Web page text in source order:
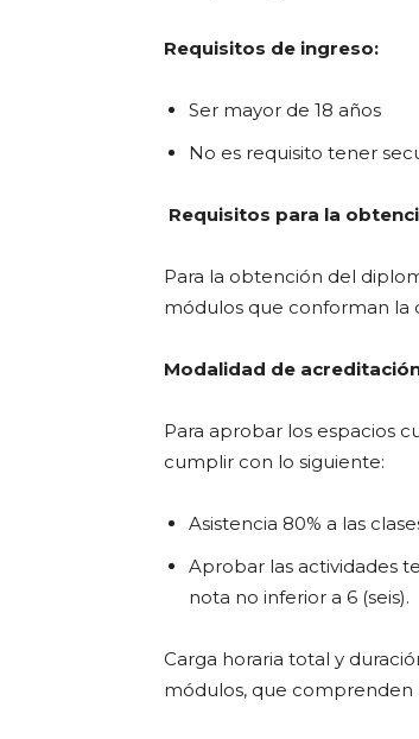
Requisitos de ingreso:
Ser mayor de 18 años
No es requisito tener
Requisitos para la
Para la obtención del
módulos que conforman la
Modalidad de
Para aprobar los espacios
cumplir con lo siguiente:
Asistencia 80% a las
Aprobar las actividades
nota no inferior a 6 (seis).
Carga horaria total y
módulos, que comprenden